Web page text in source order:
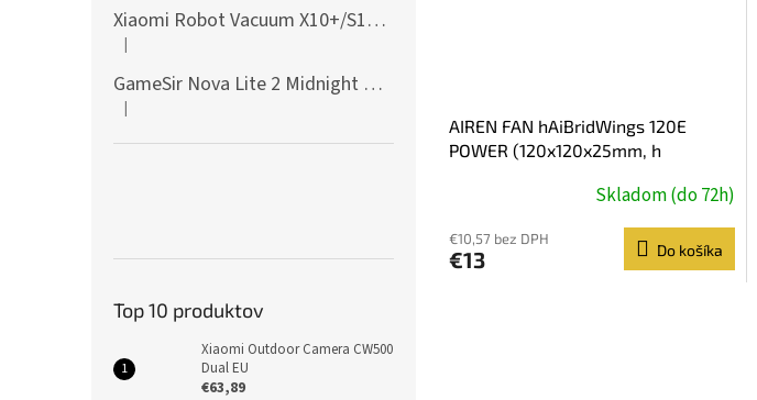
Xiaomi Robot Vacuum X10+/S10+/X10/X20+ Side Brush
Hodnotenie produktu je 5 z 5 hviezdičiek.
|
GameSir Nova Lite 2 Midnight Gray
Hodnotenie produktu je 5 z 5 hviezdičiek.
|
Top 10 produktov
Xiaomi Outdoor Camera CW500
Dual EU
€63,89
AIREN FAN hAiBridWings 120E
POWER (120x120x25mm, h
Skladom (do 72h)
€10,57 bez DPH
€13 Do košíka